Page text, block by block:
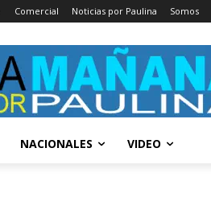
Comercial Noticias por Paulina Somos
NACIONALES VIDEO